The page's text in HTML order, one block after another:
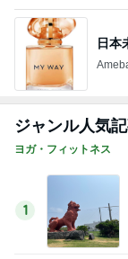
2
3
4